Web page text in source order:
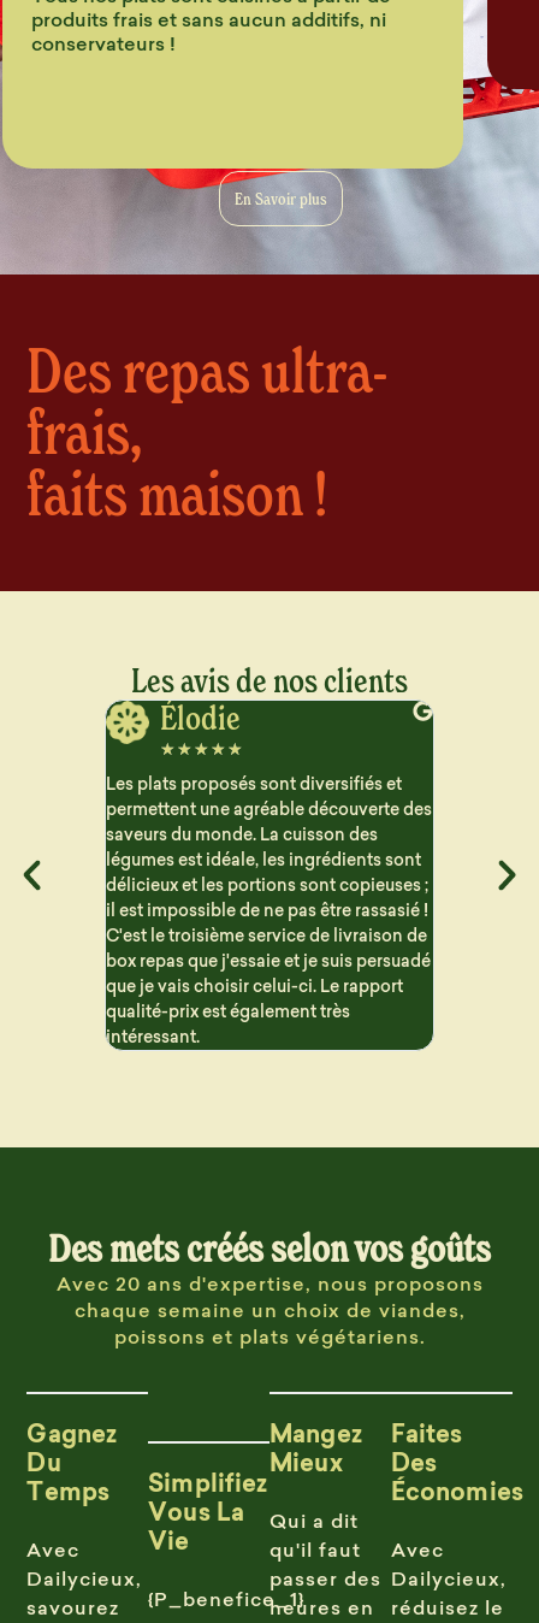
produits frais et sans aucun additifs, ni
conservateurs !
En Savoir plus
Des repas ultra-
frais,
faits maison !
Les avis de nos clients
sont
;
Colette
☆☆☆☆☆
Je suis vraiment ravie, les plats sont
succulents et n'ont pas ce goût industriel
que l'on trouve chez d'autres sociétés
offrant un service similaire. Les menus
sont diversifiés et les portions sont
justes.
vraiment
industriels
Des mets créés selon vos goûts
Avec 20 ans d'expertise, nous proposons
chaque semaine un choix de viandes,
poissons et plats végétariens.
Gagnez
Du
Temps
Avec
Dailycieux,
savourez
Simplifiez
Vous La
Vie
{P_benefice_1}
Mangez
Mieux
Qui a dit
qu'il faut
passer des
heures en
Faites
Des
Économies
Avec
Dailycieux,
réduisez le